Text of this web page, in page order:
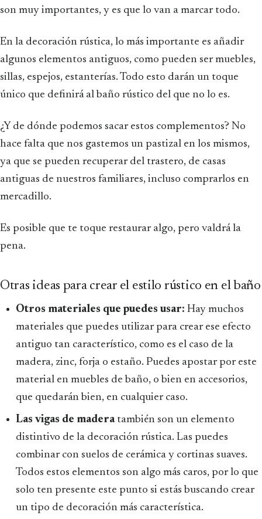
son muy importantes, y es que lo van a marcar todo.
En la decoración rústica, lo más importante es añadir
algunos elementos antiguos, como pueden ser muebles,
sillas, espejos, estanterías. Todo esto darán un toque
único que definirá al baño rústico del que no lo es.
¿Y de dónde podemos sacar estos complementos? No
hace falta que nos gastemos un pastizal en los mismos,
ya que se pueden recuperar del trastero, de casas
antiguas de nuestros familiares, incluso comprarlos en
mercadillo.
Es posible que te toque restaurar algo, pero valdrá la
pena.
Otras ideas para crear el estilo rústico en el baño
Otros materiales que puedes usar: Hay muchos
materiales que puedes utilizar para crear ese efecto
antiguo tan característico, como es el caso de la
madera, zinc, forja o estaño. Puedes apostar por este
material en muebles de baño, o bien en accesorios,
que quedarán bien, en cualquier caso.
Las vigas de maderatambién son un elemento
distintivo de la decoración rústica. Las puedes
combinar con suelos de cerámica y cortinas suaves.
Todos estos elementos son algo más caros, por lo que
solo ten presente este punto si estás buscando crear
un tipo de decoración más característica.